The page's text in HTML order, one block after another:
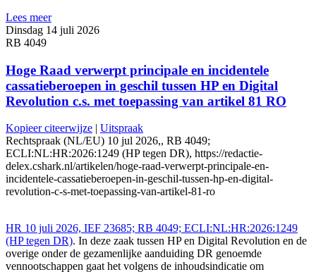
Lees meer
Dinsdag 14 juli 2026
RB 4049
Hoge Raad verwerpt principale en incidentele
cassatieberoepen in geschil tussen HP en Digital
Revolution c.s. met toepassing van artikel 81 RO
Kopieer citeerwijze | Uitspraak
Rechtspraak (NL/EU) 10 jul 2026,, RB 4049;
ECLI:NL:HR:2026:1249 (HP tegen DR), https://redactie-
delex.cshark.nl/artikelen/hoge-raad-verwerpt-principale-en-
incidentele-cassatieberoepen-in-geschil-tussen-hp-en-digital-
revolution-c-s-met-toepassing-van-artikel-81-ro
HR 10 juli 2026, IEF 23685; RB 4049; ECLI:NL:HR:2026:1249
(HP tegen DR). In deze zaak tussen HP en Digital Revolution en de
overige onder de gezamenlijke aanduiding DR genoemde
vennootschappen gaat het volgens de inhoudsindicatie om